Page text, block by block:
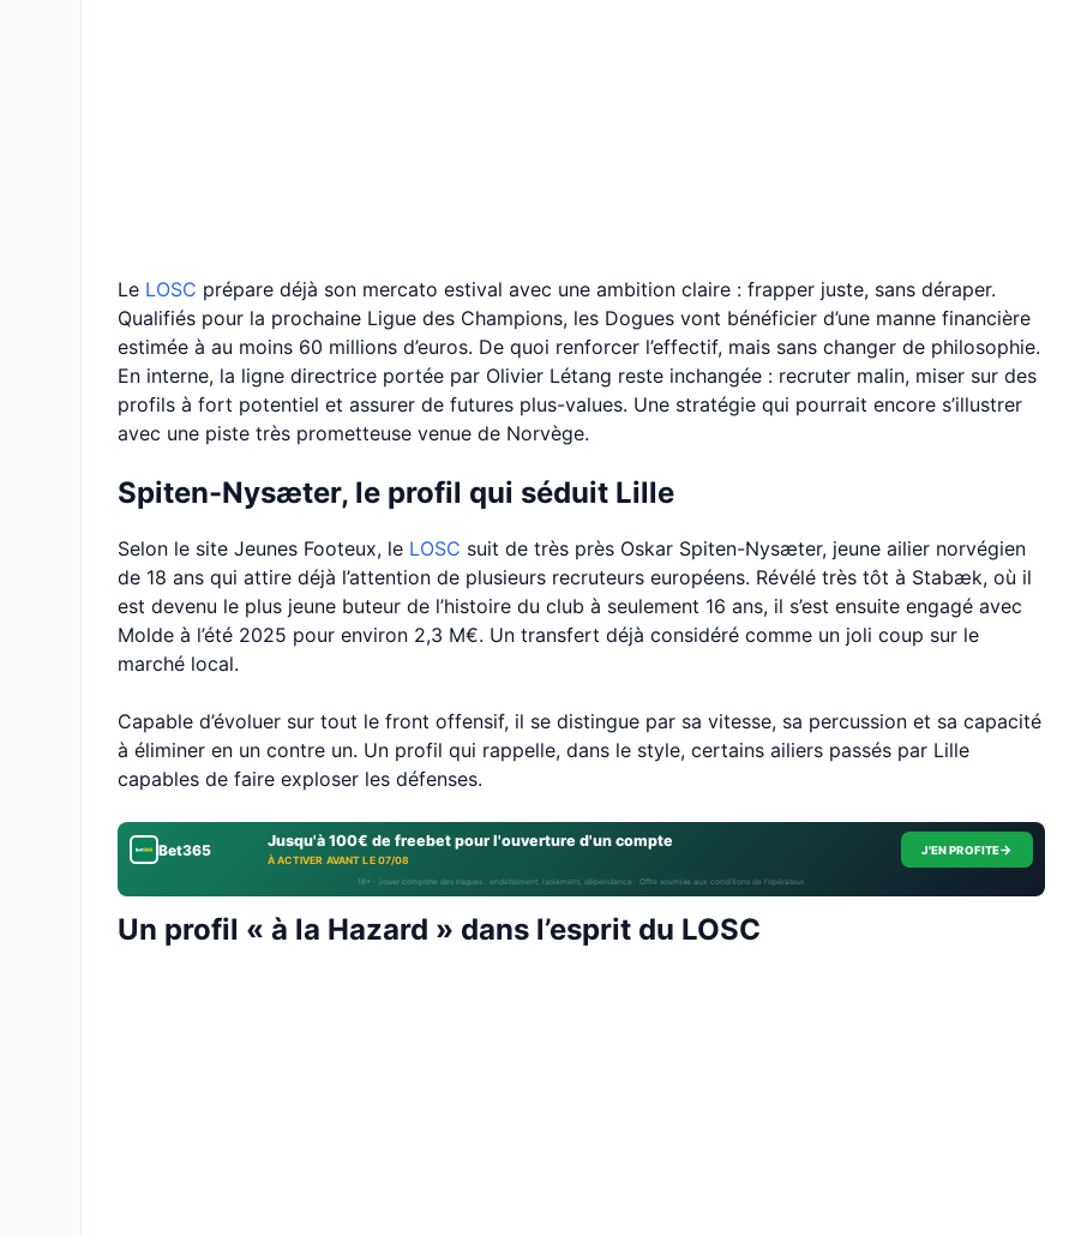
Le LOSC prépare déjà son mercato estival avec une ambition claire : frapper juste, sans déraper.
Qualifiés pour la prochaine Ligue des Champions, les Dogues vont bénéficier d’une manne financière
estimée à au moins 60 millions d’euros. De quoi renforcer l’effectif, mais sans changer de philosophie.
En interne, la ligne directrice portée par Olivier Létang reste inchangée : recruter malin, miser sur des
profils à fort potentiel et assurer de futures plus-values. Une stratégie qui pourrait encore s’illustrer
avec une piste très prometteuse venue de Norvège.
Spiten-Nysæter, le profil qui séduit Lille
Selon le site Jeunes Footeux, le LOSC suit de très près Oskar Spiten-Nysæter, jeune ailier norvégien
de 18 ans qui attire déjà l’attention de plusieurs recruteurs européens. Révélé très tôt à Stabæk, où il
est devenu le plus jeune buteur de l’histoire du club à seulement 16 ans, il s’est ensuite engagé avec
Molde à l’été 2025 pour environ 2,3 M€. Un transfert déjà considéré comme un joli coup sur le
marché local.
Capable d’évoluer sur tout le front offensif, il se distingue par sa vitesse, sa percussion et sa capacité
à éliminer en un contre un. Un profil qui rappelle, dans le style, certains ailiers passés par Lille
capables de faire exploser les défenses.
Bet365 Jusqu'à 100€ de freebet pour l'ouverture d'un compte
À ACTIVER AVANT LE 07/08
J'EN PROFITE→
18+ · Jouer comporte des risques : endettement, isolement, dépendance · Offre soumise aux conditions de l’opérateur.
Un profil « à la Hazard » dans l’esprit du LOSC